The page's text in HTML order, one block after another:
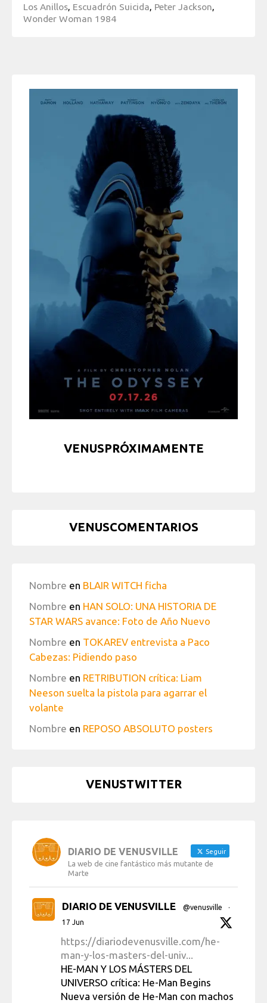
Los Anillos, Escuadrón Suicida, Peter Jackson,
Wonder Woman 1984
VENUSPRÓXIMAMENTE
VENUSCOMENTARIOS
Nombre en BLAIR WITCH ficha
Nombre en HAN SOLO: UNA HISTORIA DE
STAR WARS avance: Foto de Año Nuevo
Nombre en TOKAREV entrevista a Paco
Cabezas: Pidiendo paso
Nombre en RETRIBUTION crítica: Liam
Neeson suelta la pistola para agarrar el
volante
Nombre en REPOSO ABSOLUTO posters
VENUSTWITTER
DIARIO DE VENUSVILLE Seguir
La web de cine fantástico más mutante de
Marte
DIARIO DE VENUSVILLE @venusville
·
17 Jun
https://diariodevenusville.com/he-
man-y-los-masters-del-univ...
HE-MAN Y LOS MÁSTERS DEL
UNIVERSO crítica: He-Man Begins
Nueva versión de He-Man con machos